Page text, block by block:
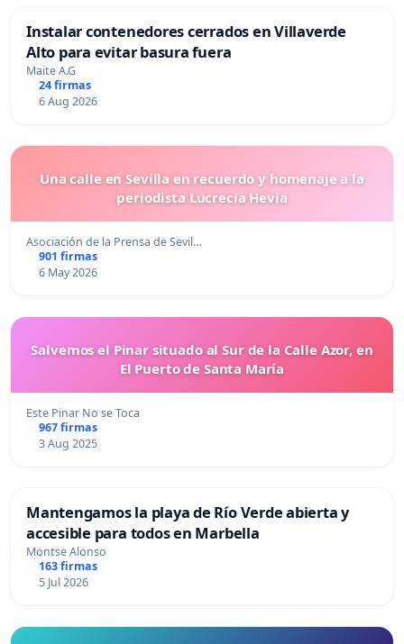
Instalar contenedores cerrados en Villaverde
Alto para evitar basura fuera
Maite A.G
24 firmas
6 Aug 2026
Una calle en Sevilla en recuerdo y homenaje a la
periodista Lucrecia Hevia
Asociación de la Prensa de Sevil…
901 firmas
6 May 2026
Salvemos el Pinar situado al Sur de la Calle Azor, en
El Puerto de Santa María
Este Pinar No se Toca
967 firmas
3 Aug 2025
Mantengamos la playa de Río Verde abierta y
accesible para todos en Marbella
Montse Alonso
163 firmas
5 Jul 2026